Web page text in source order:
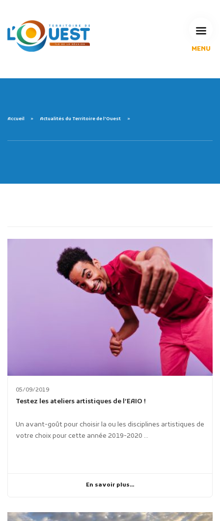
MENU
Publicité des actes
Projets financés par l'Europe
Accueil Actualités du Territoire de l'Ouest
05/09/2019
Testez les ateliers artistiques de l’EAIO !
Un avant-goût pour choisir la ou les disciplines artistiques de
votre choix pour cette année 2019-2020 ...
En savoir plus...